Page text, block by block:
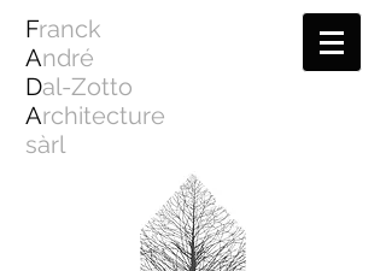
Franck
André
Dal-Zotto
Architecture
sàrl